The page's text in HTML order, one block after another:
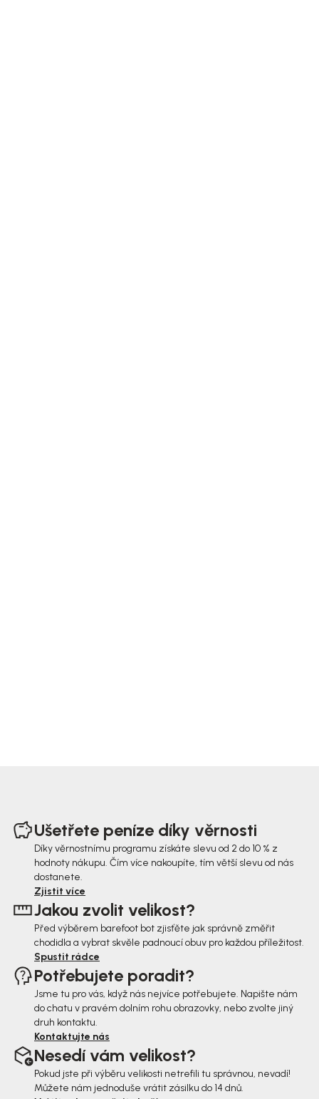
Ušetřete peníze díky věrnosti
Díky věrnostnímu programu získáte slevu od 2 do 10 % z
hodnoty nákupu. Čím více nakoupíte, tím větší slevu od nás
dostanete.
Zjistit více
Jakou zvolit velikost?
Před výběrem barefoot bot zjisťěte jak správně změřit
chodidla a vybrat skvěle padnoucí obuv pro každou příležitost.
Spustit rádce
Potřebujete poradit?
Jsme tu pro vás, když nás nejvíce potřebujete. Napište nám
do chatu v pravém dolním rohu obrazovky, nebo zvolte jiný
druh kontaktu.
Kontaktujte nás
Nesedí vám velikost?
Pokud jste při výběru velikosti netrefili tu správnou, nevadí!
Můžete nám jednoduše vrátit zásilku do 14 dnů.